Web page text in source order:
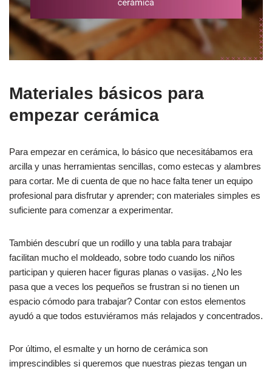
Materiales básicos para
empezar cerámica
Para empezar en cerámica, lo básico que necesitábamos era
arcilla y unas herramientas sencillas, como estecas y alambres
para cortar. Me di cuenta de que no hace falta tener un equipo
profesional para disfrutar y aprender; con materiales simples es
suficiente para comenzar a experimentar.
También descubrí que un rodillo y una tabla para trabajar
facilitan mucho el moldeado, sobre todo cuando los niños
participan y quieren hacer figuras planas o vasijas. ¿No les
pasa que a veces los pequeños se frustran si no tienen un
espacio cómodo para trabajar? Contar con estos elementos
ayudó a que todos estuviéramos más relajados y concentrados.
Por último, el esmalte y un horno de cerámica son
imprescindibles si queremos que nuestras piezas tengan un